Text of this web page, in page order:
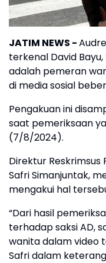
JATIM NEWS -
terkenal David
adalah pemeran
di media sosial
Pengakuan ini
saat pemeriksaan
(7/8/2024).
Direktur Reskrimsus
Safri Simanjuntak,
mengakui hal
“Dari hasil
terhadap saksi AD,
wanita dalam video
Safri dalam